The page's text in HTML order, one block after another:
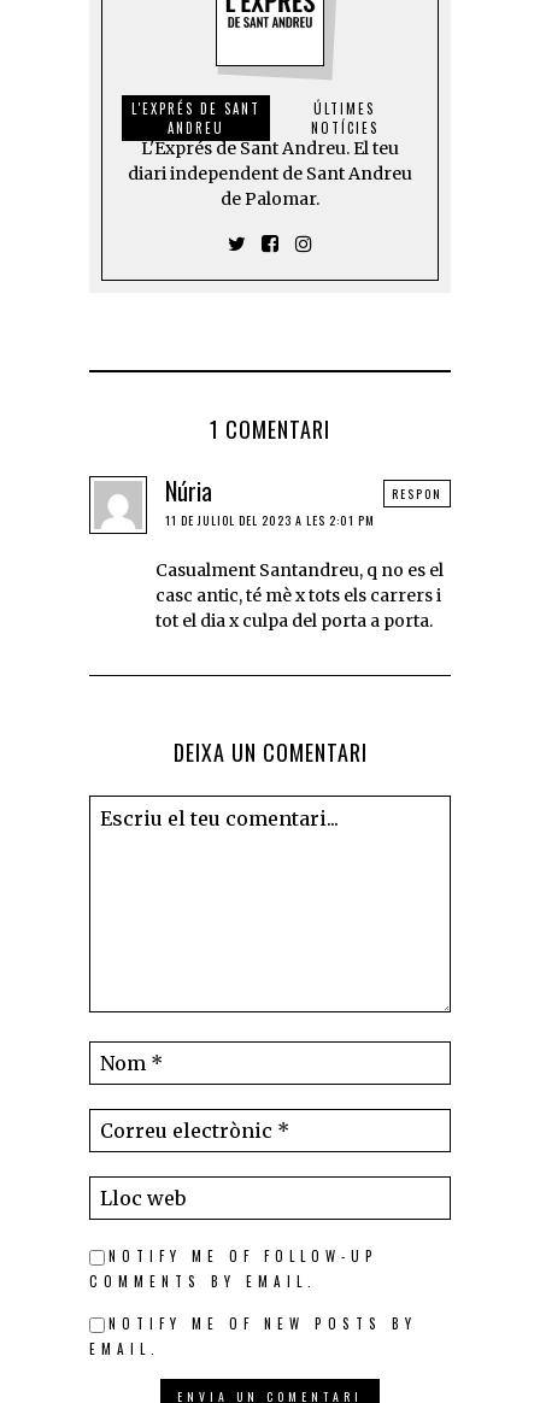
L'EXPRÉS DE SANT
ANDREU
ÚLTIMES
NOTÍCIES
L'Exprés de Sant Andreu. El teu
diari independent de Sant Andreu
de Palomar.
1 COMENTARI
Núria
11 DE JULIOL DEL 2023 A LES 2:01 PM
Casualment Santandreu, q no es el
casc antic, té mè x tots els carrers i
tot el dia x culpa del porta a porta.
RESPON
DEIXA UN COMENTARI
NOTIFY ME OF FOLLOW-UP
COMMENTS BY EMAIL.
NOTIFY ME OF NEW POSTS BY
EMAIL.